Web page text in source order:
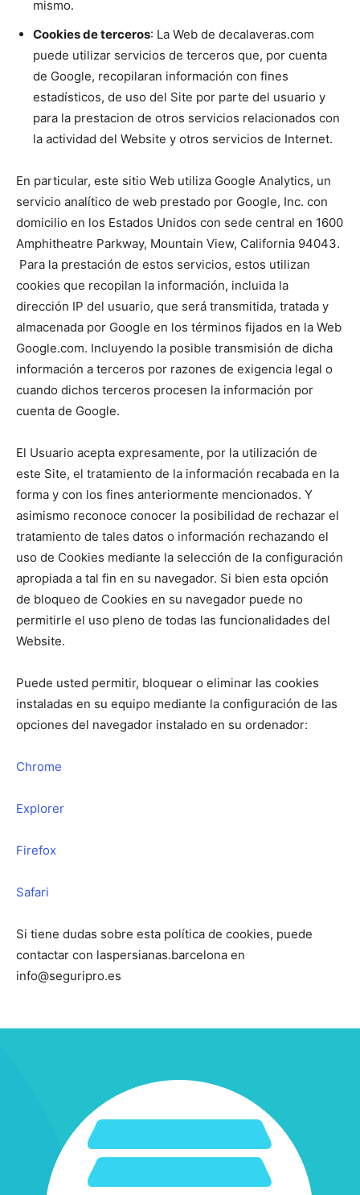
mismo.
Cookies de terceros: La Web de decalaveras.com
puede utilizar servicios de terceros que, por cuenta
de Google, recopilaran información con fines
estadísticos, de uso del Site por parte del usuario y
para la prestacion de otros servicios relacionados con
la actividad del Website y otros servicios de Internet.
En particular, este sitio Web utiliza Google Analytics, un
servicio analítico de web prestado por Google, Inc. con
domicilio en los Estados Unidos con sede central en 1600
Amphitheatre Parkway, Mountain View, California 94043.
Para la prestación de estos servicios, estos utilizan
cookies que recopilan la información, incluida la
dirección IP del usuario, que será transmitida, tratada y
almacenada por Google en los términos fijados en la Web
Google.com. Incluyendo la posible transmisión de dicha
información a terceros por razones de exigencia legal o
cuando dichos terceros procesen la información por
cuenta de Google.
El Usuario acepta expresamente, por la utilización de
este Site, el tratamiento de la información recabada en la
forma y con los fines anteriormente mencionados. Y
asimismo reconoce conocer la posibilidad de rechazar el
tratamiento de tales datos o información rechazando el
uso de Cookies mediante la selección de la configuración
apropiada a tal fin en su navegador. Si bien esta opción
de bloqueo de Cookies en su navegador puede no
permitirle el uso pleno de todas las funcionalidades del
Website.
Puede usted permitir, bloquear o eliminar las cookies
instaladas en su equipo mediante la configuración de las
opciones del navegador instalado en su ordenador:
Chrome
Explorer
Firefox
Safari
Si tiene dudas sobre esta política de cookies, puede
contactar con laspersianas.barcelona en
info@seguripro.es